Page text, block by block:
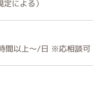
による）
間以上～/日 ※応相談可